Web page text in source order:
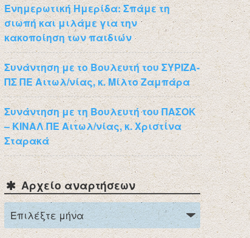
Ενημερωτική Ημερίδα: Σπάμε τη
σιωπή και μιλάμε για την
κακοποίηση των παιδιών
Συνάντηση με το Βουλευτή του ΣΥΡΙΖΑ-
ΠΣ ΠΕ Αιτωλ/νίας, κ. Μίλτο Ζαμπάρα
Συνάντηση με τη Βουλευτή του ΠΑΣΟΚ
– ΚΙΝΑΛ ΠΕ Αιτωλ/νίας, κ. Χριστίνα
Σταρακά
Αρχείο αναρτήσεων